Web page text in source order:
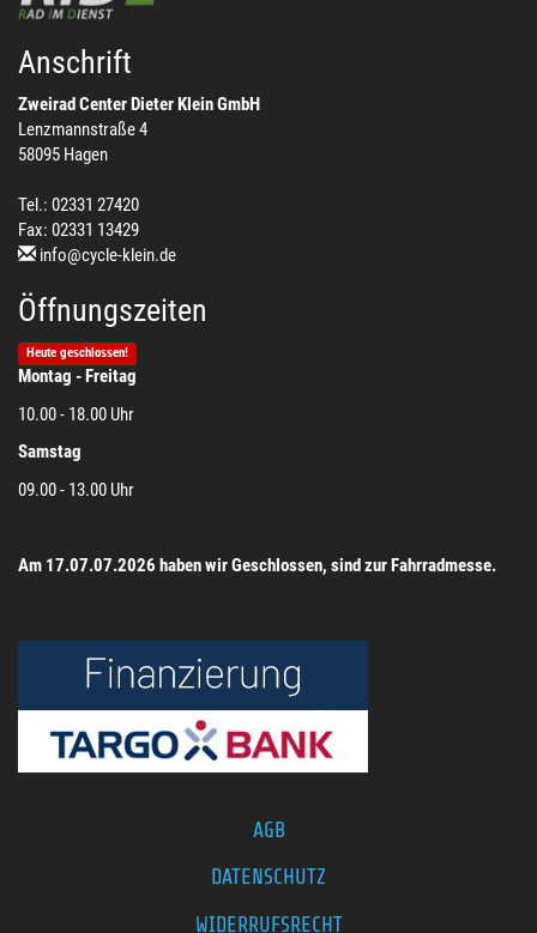
Anschrift
Zweirad Center Dieter Klein GmbH
Lenzmannstraße 4
58095 Hagen
Tel.: 02331 27420
Fax: 02331 13429
info@cycle-klein.de
Öffnungszeiten
Heute geschlossen!
Montag - Freitag
10.00 - 18.00 Uhr
Samstag
09.00 - 13.00 Uhr
Am 17.07.07.2026 haben wir Geschlossen, sind zur Fahrradmesse.
AGB
DATENSCHUTZ
WIDERRUFSRECHT